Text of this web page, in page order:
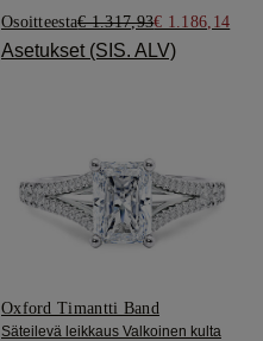
Osoitteesta€ 1.317,93€ 1.186,14
Asetukset (SIS. ALV)
Oxford Timantti Band
Säteilevä leikkaus Valkoinen kulta